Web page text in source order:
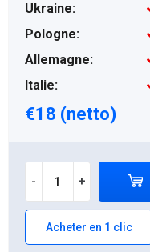
Ukraine:
Pologne:
Allemagne:
Italie:
€18 (netto)
- +
Acheter en 1 clic